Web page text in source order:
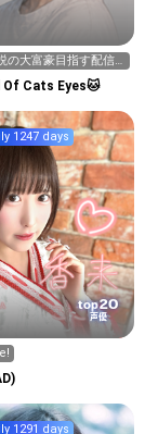
の大富豪目指す配信
目
Cats Eyes🐱
1247 days
top20
声優
1291 days